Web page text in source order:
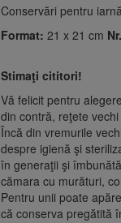
Conservări pentru
Format: 21 x 21 cm
Stimaţi cititori!
Vă felicit pentru
din contră, reţete
Încă din vremurile
despre igienă şi
în generaţii şi
cămara cu murături,
Pentru unii poate
că conserva pregătită